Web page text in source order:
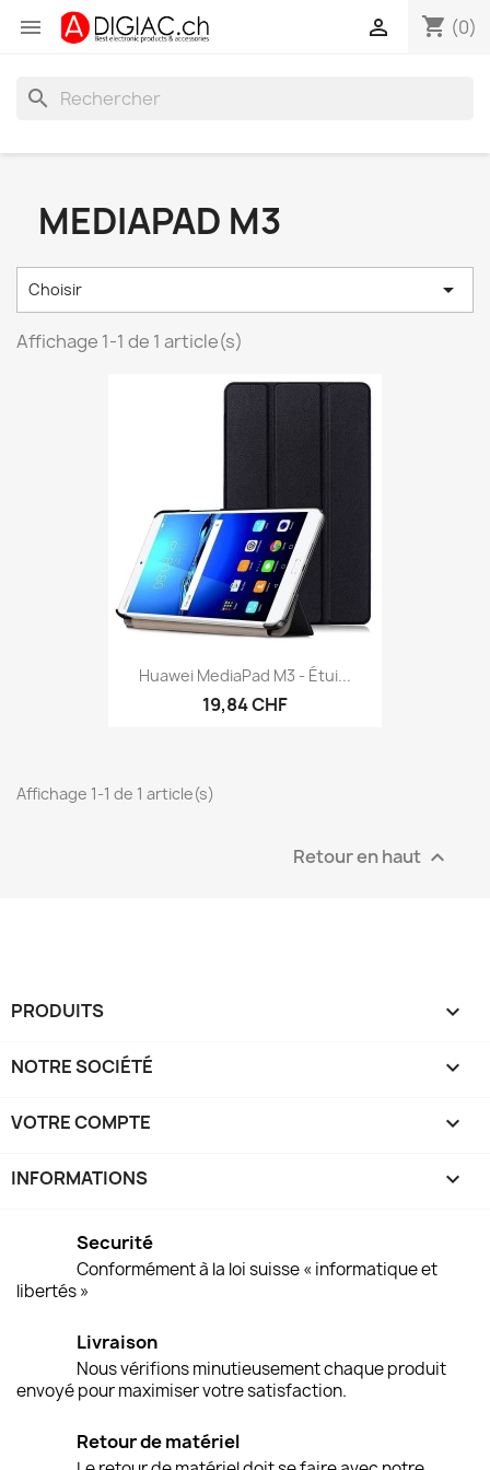
 shopping_cart (0)

search
MEDIAPAD M3
Choisir 
Affichage 1-1 de 1 article(s)
Huawei MediaPad M3 - Étui...
19,84 CHF
Affichage 1-1 de 1 article(s)
Retour en haut 
PRODUITS 
NOTRE SOCIÉTÉ 
VOTRE COMPTE 
INFORMATIONS keyboard_arrow_down
Securité
Conformément à la loi suisse « informatique et
libertés »
Livraison
Nous vérifions minutieusement chaque produit
envoyé pour maximiser votre satisfaction.
Retour de matériel